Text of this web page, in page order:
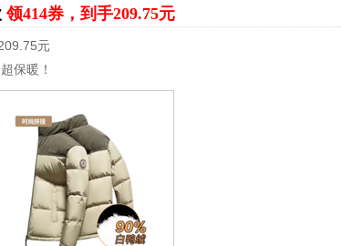
领414券，到手209.75元
元
保暖！